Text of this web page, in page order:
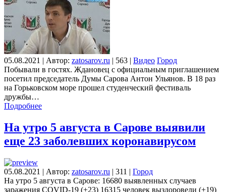
05.08.2021 | Автор: zatosarov.ru | 563 | Видео Город
Побывали в гостях. Ждановец с официальным приглашением
посетил председатель Думы Сарова Антон Ульянов. В 18 раз
на Горьковском море прошел студенческий фестиваль
дружбы…
Подробнее
На утро 5 августа в Сарове выявили
еще 23 заболевших коронавирусом
05.08.2021 | Автор: zatosarov.ru | 311 | Город
На утро 5 августа в Сарове: 16680 выявленных случаев
заражения COVID-19 (+23) 16315 человек выздоровели (+19)